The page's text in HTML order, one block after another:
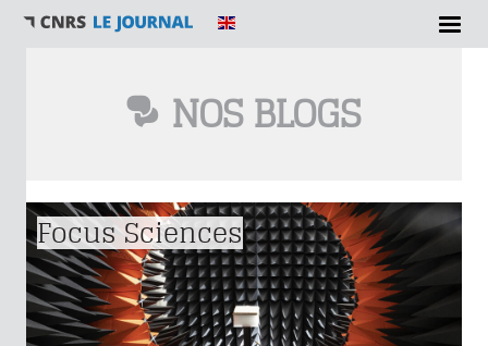
NOS BLOGS
Vous êtes ici
Focus Sciences